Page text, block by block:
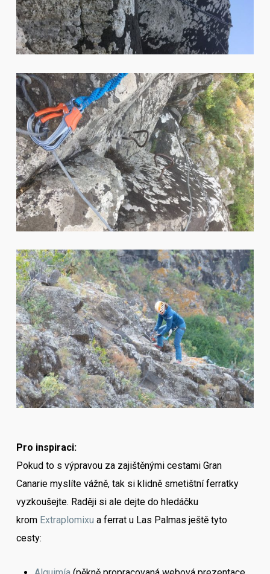
Pro inspiraci:
Pokud to s výpravou za zajištěnými cestami Gran
Canarie myslíte vážně, tak si klidně smetištní ferratky
vyzkoušejte. Raději si ale dejte do hledáčku
krom Extraplomixu a ferrat u Las Palmas ještě tyto
cesty: